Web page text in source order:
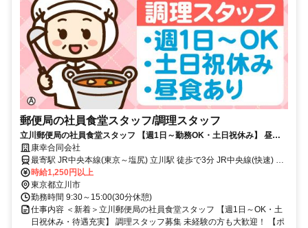
郵便局の社員食堂スタッフ/調理スタッフ
立川郵便局の社員食堂スタッフ 【週1日～勤務OK・土日祝休み】 昼食
あり／髪型自由／駅チカ徒歩3分
康幸合同会社
最寄駅 JR中央本線(東京～塩尻) 立川駅 徒歩で3分 JR中央線(快速) 立
川駅 徒歩で3分 JR南武線 立川駅 徒歩で3分
時給1,250円以上
東京都立川市
勤務時間 9:30～15:00(30分休憩)
仕事内容 ＜新着＞立川郵便局の社員食堂スタッフ 【週1日～OK・土
日祝休み・待遇充実】 調理スタッフ募集 未経験の方も大歓迎！ 【ポ